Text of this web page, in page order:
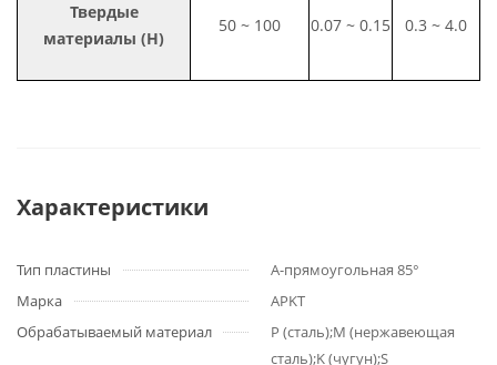
Твердые
материалы (H)
50 ~ 100 0.07 ~ 0.15 0.3 ~ 4.0
Характеристики
Тип пластины
A-прямоугольная 85°
Марка
APKT
Обрабатываемый материал
P (сталь);M (нержавеющая
сталь);K (чугун);S